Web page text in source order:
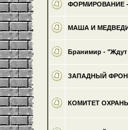
ФОРМИРОВАНИЕ -
МАША И МЕДВЕДИ
Бранимир -
ЗАПАДНЫЙ ФРОНТ
КОМИТЕТ ОХРАНЫ